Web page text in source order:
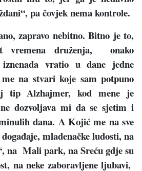
pa čovjek nema kontrole.
zapravo nebitno. Bitno je to,
druženja, onako
vratio u dane jedne
na stvari koje sam potpuno
tip Alzhajmer, kod mene je
dozvoljava mi da se sjetim i
dana. A Kojić me na sve
mladenačke ludosti, na
na Mali park, na Sreću gdje su
na neke zaboravljene ljubavi,